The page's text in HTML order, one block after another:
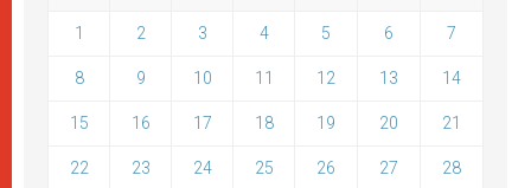
1 2 3 4 5 6 7
8 9 10 11 12 13 14
15 16 17 18 19 20 21
22 23 24 25 26 27 28